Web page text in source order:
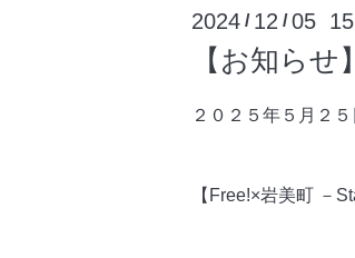
2024 / 12 /05
【お知ら
２０２５年５月２
【Free!×岩美町 －